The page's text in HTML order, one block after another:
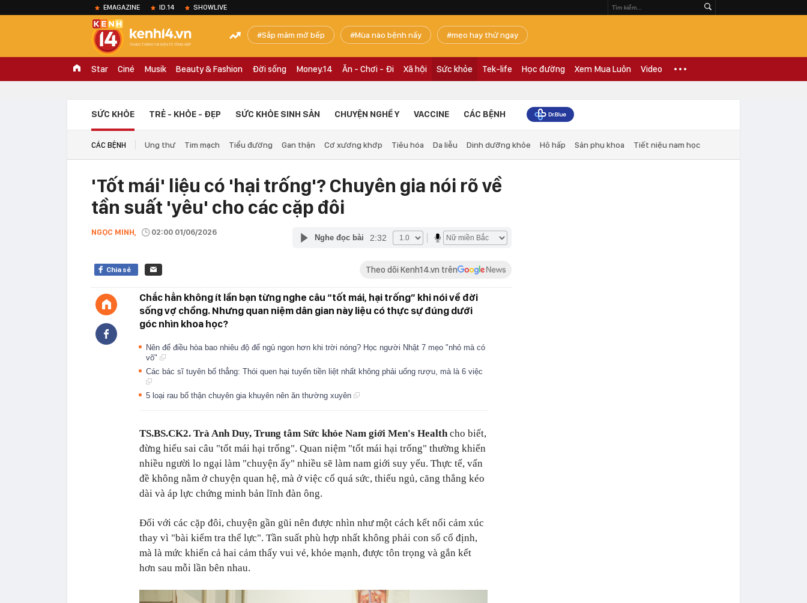
EMAGAZINE ID.14 SHOWLIVE
Sắp mâm mở bếp Mùa nào bệnh nấy mẹo hay thử ngay
Star Ciné Musik Beauty & Fashion Đời sống Money.14 Ăn - Chơi - Đi Xã hội Sức khỏe Tek-life Học đường Xem Mua Luôn Video
SỨC KHỎE TRẺ - KHỎE - ĐẸP SỨC KHỎE SINH SẢN CHUYỆN NGHỀ Y VACCINE CÁC BỆNH
CÁC BỆNH Ung thư Tim mạch Tiểu đường Gan thận Cơ xương khớp Tiêu hóa Da liễu Dinh dưỡng khỏe Hô hấp Sản phụ khoa Tiết niệu nam học
'Tốt mái' liệu có 'hại trống'? Chuyên gia nói rõ về
tần suất 'yêu' cho các cặp đôi
NGỌC MINH, 02:00 01/06/2026
Nghe đọc bài 2:32
Chia sẻ Theo dõi Kenh14.vn trên
Chắc hẳn không ít lần bạn từng nghe câu “tốt mái, hại trống” khi nói về đời
sống vợ chồng. Nhưng quan niệm dân gian này liệu có thực sự đúng dưới
góc nhìn khoa học?
Nên để điều hòa bao nhiêu độ để ngủ ngon hơn khi trời nóng? Học người Nhật 7 mẹo "nhỏ mà có
võ"
Các bác sĩ tuyên bố thẳng: Thói quen hại tuyến tiền liệt nhất không phải uống rượu, mà là 6 việc
5 loại rau bổ thận chuyên gia khuyên nên ăn thường xuyên
TS.BS.CK2. Trà Anh Duy, Trung tâm Sức khỏe Nam giới Men's Healthcho biết,
đừng hiểu sai câu "tốt mái hại trống". Quan niệm "tốt mái hại trống" thường khiến
nhiều người lo ngại làm "chuyện ấy" nhiều sẽ làm nam giới suy yếu. Thực tế, vấn
đề không nằm ở chuyện quan hệ, mà ở việc cố quá sức, thiếu ngủ, căng thẳng kéo
dài và áp lực chứng minh bản lĩnh đàn ông.
Đối với các cặp đôi, chuyện gần gũi nên được nhìn như một cách kết nối cảm xúc
thay vì "bài kiểm tra thể lực". Tần suất phù hợp nhất không phải con số cố định,
mà là mức khiến cả hai cảm thấy vui vẻ, khỏe mạnh, được tôn trọng và gắn kết
hơn sau mỗi lần bên nhau.